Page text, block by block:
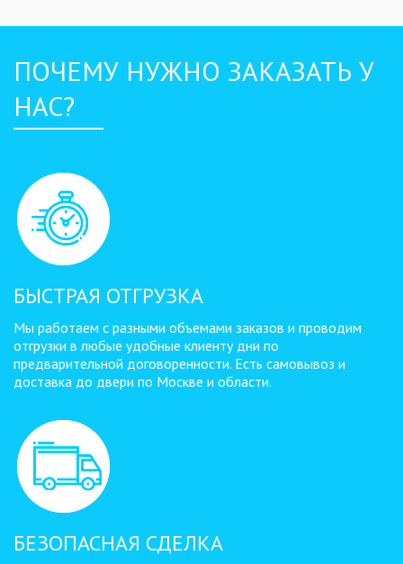
ПОЧЕМУ НУЖНО ЗАКАЗАТЬ У
НАС?
БЫСТРАЯ ОТГРУЗКА
Мы работаем с разными объемами заказов и проводим
отгрузки в любые удобные клиенту дни по
предварительной договоренности. Есть самовывоз и
доставка до двери по Москве и области.
БЕЗОПАСНАЯ СДЕЛКА